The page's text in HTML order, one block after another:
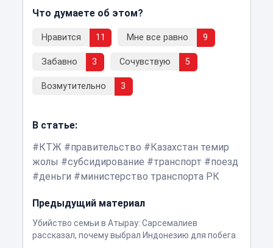
Что думаете об этом?
Нравится 11 Мне все равно 9
Забавно 3 Сочувствую 5
Возмутительно 3
В статье:
КТЖ
правительство
Казахстан темир
жолы
субсидирование транспорт
поезд
деньги
министерство транспорта РК
Предыдущий материал
Убийство семьи в Атырау: Сарсемалиев
рассказал, почему выбрал Индонезию для побега